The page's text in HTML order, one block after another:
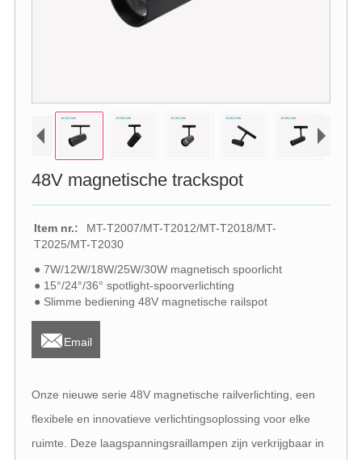
48V magnetische trackspot
Item nr.:
MT-T2007/MT-T2012/MT-T2018/MT-
T2025/MT-T2030
● 7W/12W/18W/25W/30W magnetisch spoorlicht
● 15°/24°/36° spotlight-spoorverlichting
● Slimme bediening 48V magnetische railspot
Email
Onze nieuwe serie 48V magnetische railverlichting, een
flexibele en innovatieve verlichtingsoplossing voor elke
ruimte. Deze laagspanningsraillampen zijn verkrijgbaar in